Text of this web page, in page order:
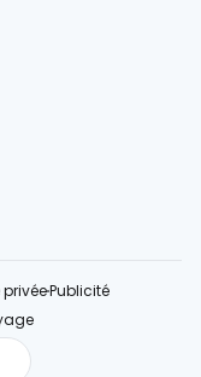
privéePublicité